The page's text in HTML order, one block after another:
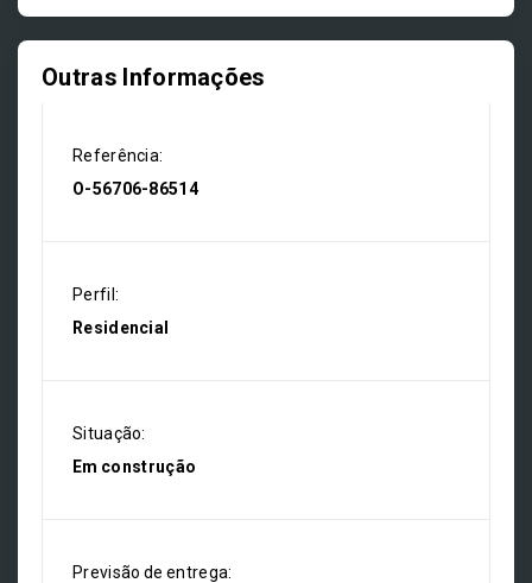
Outras Informações
Referência:
O-56706-86514
Perfil:
Residencial
Situação:
Em construção
Previsão de entrega: